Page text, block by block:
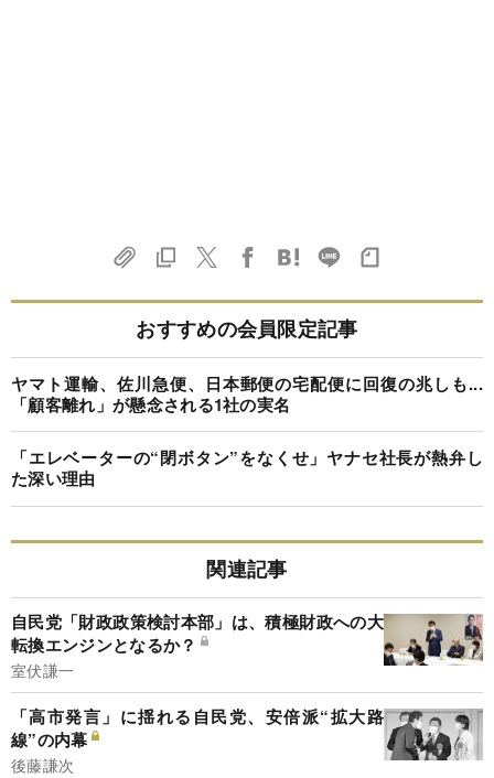
おすすめの会員限定記事
ヤマト運輸、佐川急便、日本郵便の宅配便に回復の兆しも...
「顧客離れ」が懸念される1社の実名
「エレベーターの“閉ボタン”をなくせ」ヤナセ社長が熱弁し
た深い理由
関連記事
自民党「財政政策検討本部」は、積極財政への大
転換エンジンとなるか？
室伏謙一
「高市発言」に揺れる自民党、安倍派“拡大路
線”の内幕
後藤謙次